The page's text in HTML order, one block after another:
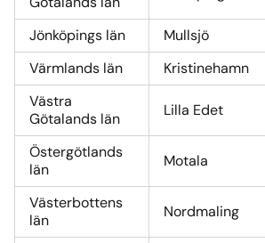
Jönköpings län Mullsjö
Värmlands län
Kristinehamn
Västra
Götalands län
Lilla Edet
Östergötlands
län
Motala
Västerbottens
län
Nordmaling